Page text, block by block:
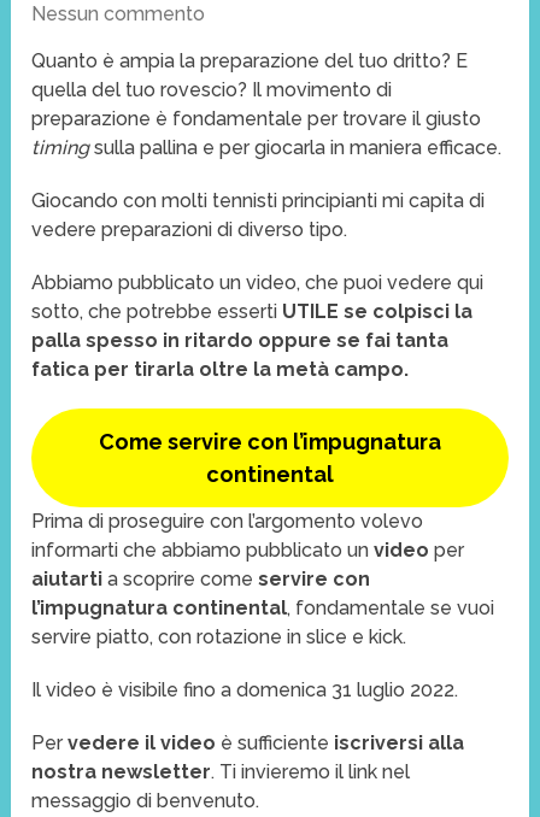
Nessun commento
Quanto è ampia la preparazione del tuo dritto? E
quella del tuo rovescio? Il movimento di
preparazione è fondamentale per trovare il giusto
timingsulla pallina e per giocarla in maniera efficace.
Giocando con molti tennisti principianti mi capita di
vedere preparazioni di diverso tipo.
Abbiamo pubblicato un video, che puoi vedere qui
sotto, che potrebbe esserti UTILE se colpisci la
palla spesso in ritardo oppure se fai tanta
fatica per tirarla oltre la metà campo.
Come servire con l’impugnatura
continental
Prima di proseguire con l’argomento volevo
informarti che abbiamo pubblicato unvideo per
aiutartia scoprire comeservire con
l’impugnatura continental, fondamentale se vuoi
servire piatto, con rotazione in slice e kick.
Il video è visibile fino a domenica 31 luglio 2022.
Pervedere il video è sufficiente iscriversi alla
nostra newsletter. Ti invieremo il link nel
messaggio di benvenuto.